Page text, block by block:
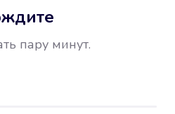
бесплатной
возможности в
пару минут.